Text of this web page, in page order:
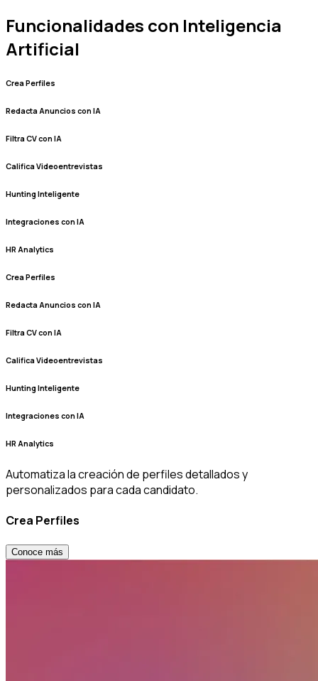
Funcionalidades con Inteligencia
Artificial
Crea Perfiles
Redacta Anuncios con IA
Filtra CV con IA
Califica Videoentrevistas
Hunting Inteligente
Integraciones con IA
HR Analytics
Crea Perfiles
Redacta Anuncios con IA
Filtra CV con IA
Califica Videoentrevistas
Hunting Inteligente
Integraciones con IA
HR Analytics
Automatiza la creación de perfiles detallados y
personalizados para cada candidato.
Crea Perfiles
Conoce más